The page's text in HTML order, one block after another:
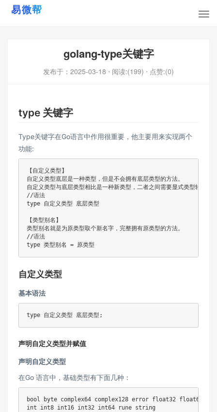
golang-type关键字
发布于： 2025-03-18 ⋅ 阅读:(199) ⋅ 点赞:(0)
type 关键字
Type关键字在Go语言中作用很重要，他主要用来实现两个
功能:
【自定义类型】
自定义类型底层是一种类型，但是不会拥有底层类型的方法。
//语法
type 自定义类型 底层类型
【类型别名】
//语法
type 类型别名 =
自定义类型
基本语法
type 自定义类型 底层类型 ;
声明自定义类型并赋值
声明自定义类型
在Go 语言中，基础类型有下面几种：
bool byte complex64 complex128 error float32 float64
int
int8 int16 int32 int64 rune string